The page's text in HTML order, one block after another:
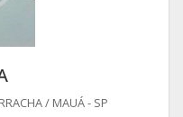
/ MAUÁ - SP